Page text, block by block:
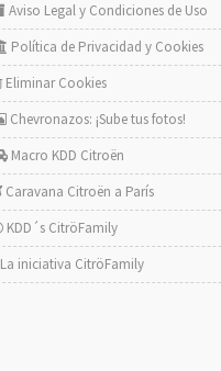
Aviso Legal y Condiciones de Uso
Política de Privacidad y Cookies
Eliminar Cookies
Chevronazos: ¡Sube tus fotos!
Macro KDD Citroën
Caravana Citroën a París
KDD´s CitröFamily
La iniciativa CitröFamily